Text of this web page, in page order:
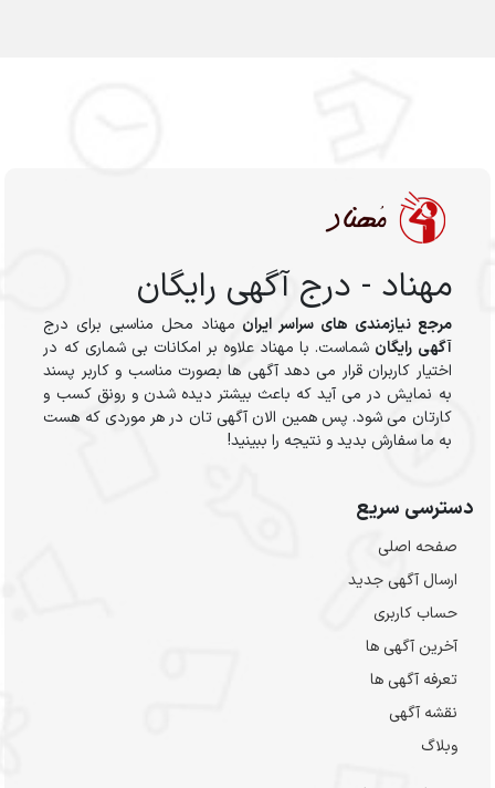
مهناد - درج آگهی رایگان
مرجع نیازمندی های سراسر ایران مهناد محل مناسبی برای درج
آگهی رایگان شماست. با مهناد علاوه بر امکانات بی شماری که در
اختیار کاربران قرار می دهد آگهی ها بصورت مناسب و کاربر پسند
به نمایش در می آید که باعث بیشتر دیده شدن و رونق کسب و
کارتان می شود. پس همین الان آگهی تان در هر موردی که هست
به ما سفارش بدید و نتیجه را ببینید!
دسترسی سریع
صفحه اصلی
ارسال‌ آگهی جدید
حساب کاربری
آخرین آگهی ها
تعرفه آگهی ها
نقشه آگهی
وبلاگ